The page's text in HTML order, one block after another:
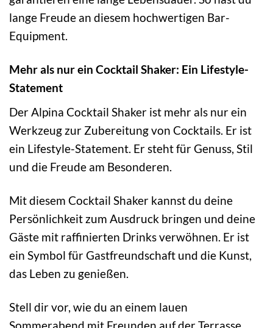
lange Freude an diesem hochwertigen Bar-
Equipment.
Mehr als nur ein Cocktail Shaker: Ein Lifestyle-
Statement
Der Alpina Cocktail Shaker ist mehr als nur ein
Werkzeug zur Zubereitung von Cocktails. Er ist
ein Lifestyle-Statement. Er steht für Genuss, Stil
und die Freude am Besonderen.
Mit diesem Cocktail Shaker kannst du deine
Persönlichkeit zum Ausdruck bringen und deine
Gäste mit raffinierten Drinks verwöhnen. Er ist
ein Symbol für Gastfreundschaft und die Kunst,
das Leben zu genießen.
Stell dir vor, wie du an einem lauen
Sommerabend mit Freunden auf der Terrasse